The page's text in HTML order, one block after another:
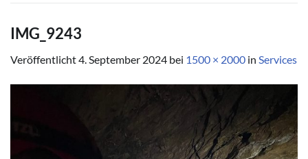
IMG_9243
Veröffentlicht4. September 2024 bei 1500 × 2000 in Services